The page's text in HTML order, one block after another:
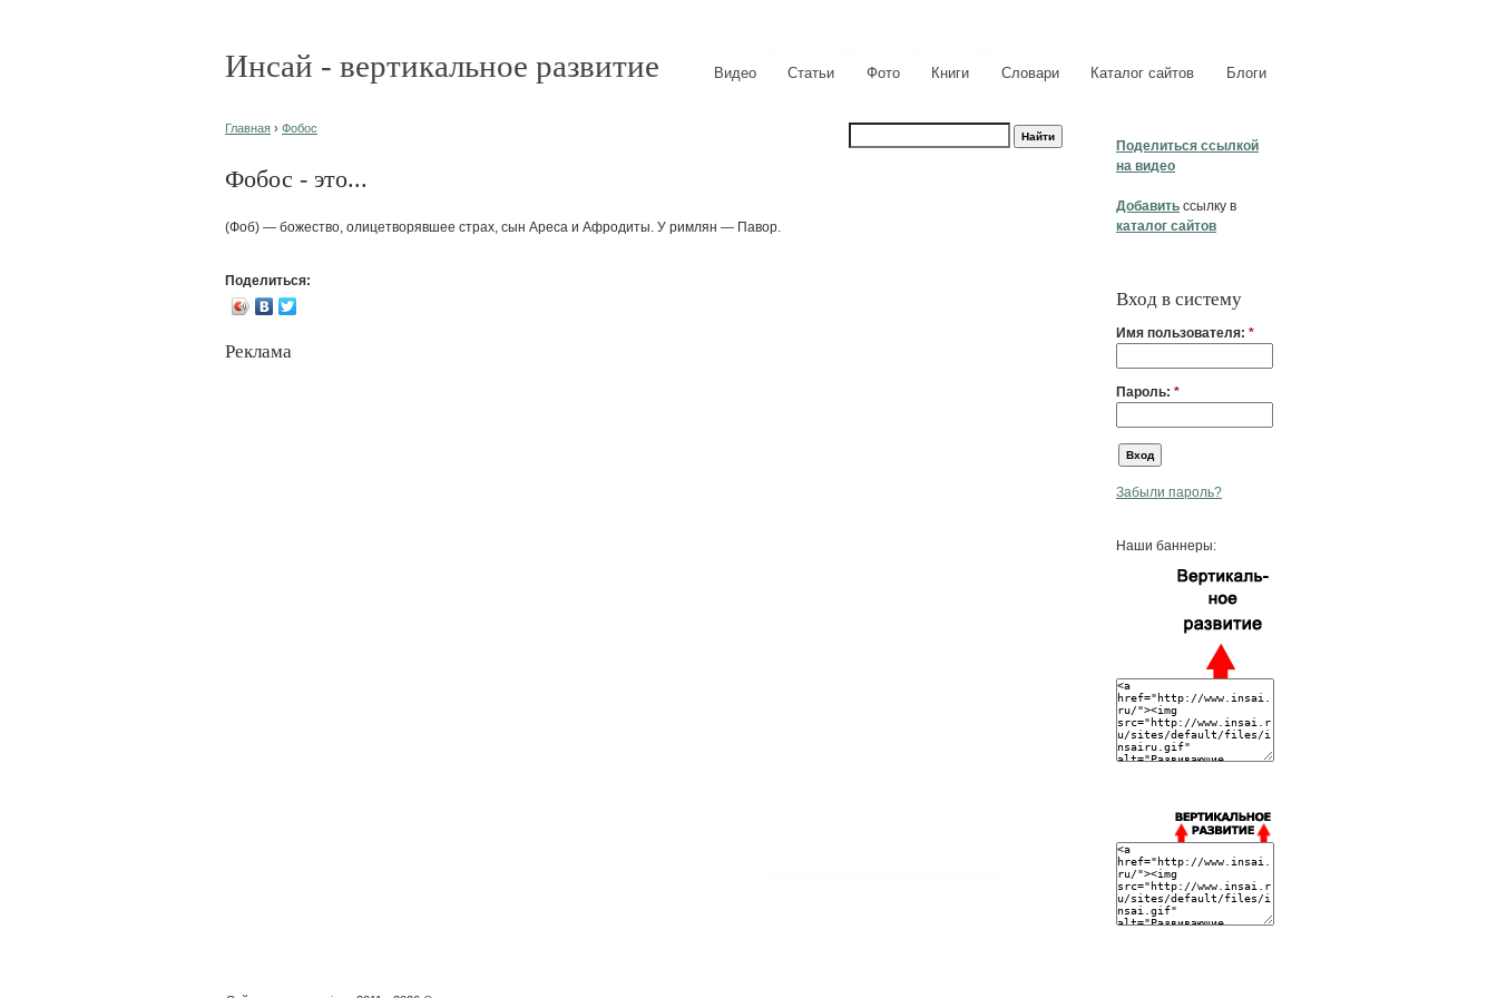
Инсай - вертикальное развитие Видео Статьи Фото Книги Словари Каталог сайтов Блоги
Поделиться ссылкой
на видео
Добавить ссылку в
каталог сайтов
Вход в систему
Имя пользователя: *
Пароль: *
Забыли пароль?
Наши баннеры:
Главная › Фобос
Фобос - это...
(Фоб) — божество, олицетворявшее страх, сын Ареса и Афродиты. У римлян — Павор.
Поделиться:
Реклама